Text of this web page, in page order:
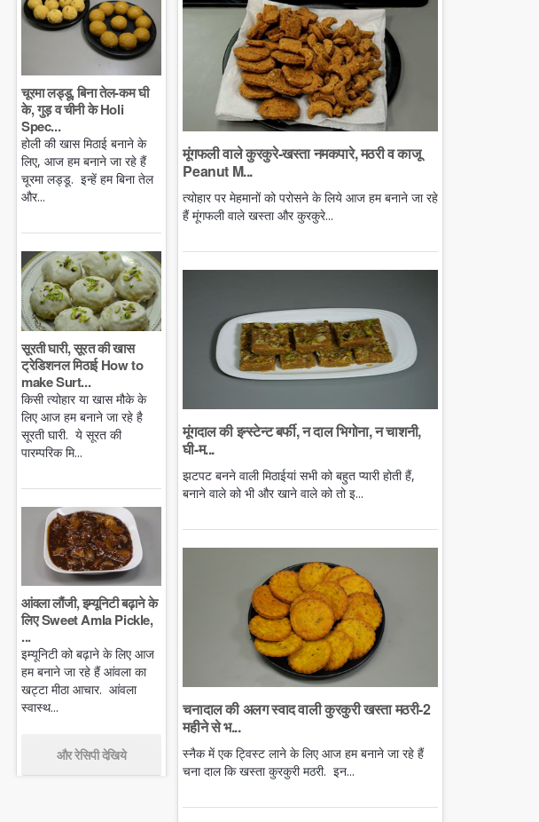
चूरमा लड्डू, बिना तेल-कम घी
के, गुड़ व चीनी के Holi
Spec...
होली की खास मिठाई बनाने के
लिए, आज हम बनाने जा रहे हैं
चूरमा लड्डू. इन्हें हम बिना तेल
और...
सूरती घारी, सूरत की खास
ट्रेडिशनल मिठाई How to
make Surt...
किसी त्योहार या खास मौके के
लिए आज हम बनाने जा रहे है
सूरती घारी. ये सूरत की
पारम्परिक मि...
आंवला लौंजी, इम्यूनिटी बढ़ाने के
लिए Sweet Amla Pickle,
...
इम्यूनिटी को बढ़ाने के लिए आज
हम बनाने जा रहे हैं आंवला का
खट्टा मीठा आचार. आंवला
स्वास्थ...
और रेसिपी देखिये
मूंगफली वाले कुरकुरे-खस्ता नमकपारे, मठरी व काजू
Peanut M...
त्योहार पर मेहमानों को परोसने के लिये आज हम बनाने जा रहे
हैं मूंगफली वाले खस्ता और कुरकुरे...
मूंगदाल की इन्स्टेन्ट बर्फी, न दाल भिगोना, न चाशनी,
घी-म...
झटपट बनने वाली मिठाईयां सभी को बहुत प्यारी होती हैं,
बनाने वाले को भी और खाने वाले को तो इ...
चनादाल की अलग स्वाद वाली कुरकुरी खस्ता मठरी-2
महीने से भ...
स्नैक में एक ट्विस्ट लाने के लिए आज हम बनाने जा रहे हैं
चना दाल कि खस्ता कुरकुरी मठरी. इन...